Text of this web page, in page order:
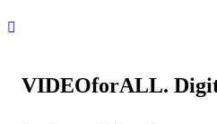
VIDEOforALL.